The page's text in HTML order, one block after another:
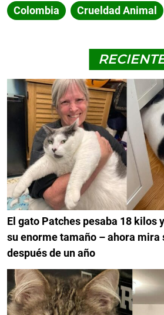
Colombia Crueldad Animal
El gato Patches pesaba 18 kilos
su enorme tamaño – ahora mira
después de un año